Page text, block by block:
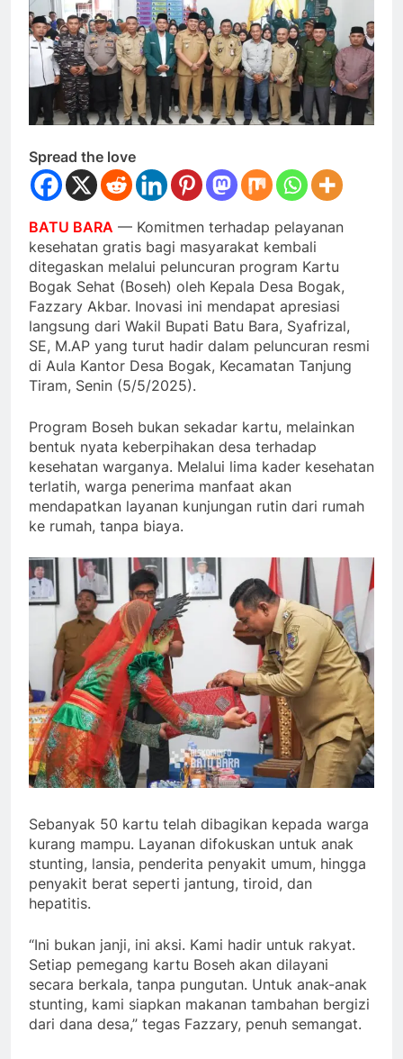
Spread the love
BATU BARA — Komitmen terhadap pelayanan
kesehatan gratis bagi masyarakat kembali
ditegaskan melalui peluncuran program Kartu
Bogak Sehat (Boseh) oleh Kepala Desa Bogak,
Fazzary Akbar. Inovasi ini mendapat apresiasi
langsung dari Wakil Bupati Batu Bara, Syafrizal,
SE, M.AP yang turut hadir dalam peluncuran resmi
di Aula Kantor Desa Bogak, Kecamatan Tanjung
Tiram, Senin (5/5/2025).
Program Boseh bukan sekadar kartu, melainkan
bentuk nyata keberpihakan desa terhadap
kesehatan warganya. Melalui lima kader kesehatan
terlatih, warga penerima manfaat akan
mendapatkan layanan kunjungan rutin dari rumah
ke rumah, tanpa biaya.
Sebanyak 50 kartu telah dibagikan kepada warga
kurang mampu. Layanan difokuskan untuk anak
stunting, lansia, penderita penyakit umum, hingga
penyakit berat seperti jantung, tiroid, dan
hepatitis.
“Ini bukan janji, ini aksi. Kami hadir untuk rakyat.
Setiap pemegang kartu Boseh akan dilayani
secara berkala, tanpa pungutan. Untuk anak-anak
stunting, kami siapkan makanan tambahan bergizi
dari dana desa,” tegas Fazzary, penuh semangat.